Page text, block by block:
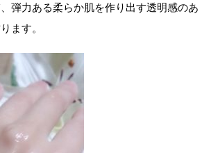
弾力ある柔らか肌を作り出す透明感のあ
ます。